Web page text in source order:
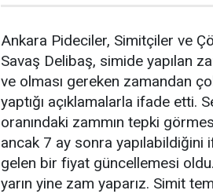
Ankara Pideciler, Simitçiler ve
Savaş Delibaş, simide yapılan
ve olması gereken zamandan
yaptığı açıklamalarla ifade etti.
oranındaki zammın tepki
ancak 7 ay sonra yapılabildiğini
gelen bir fiyat güncellemesi
yarın yine zam yaparız. Simit